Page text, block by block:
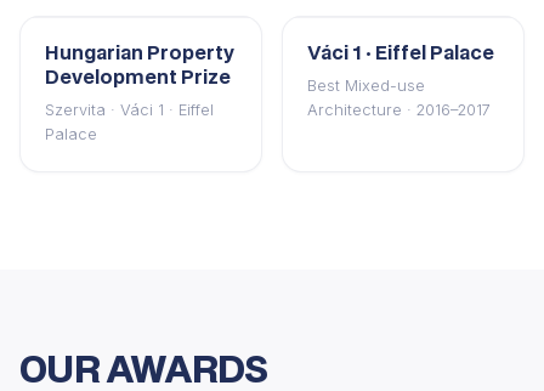
Hungarian Property
Development Prize
Szervita · Váci 1 · Eiffel
Palace
Váci 1 · Eiffel Palace
Best Mixed-use
Architecture · 2016–2017
OUR AWARDS